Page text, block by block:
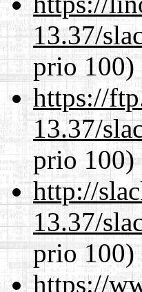
13.37/
prio 100)
https://
13.37/
prio 100)
http://
13.37/
prio 100)
https://